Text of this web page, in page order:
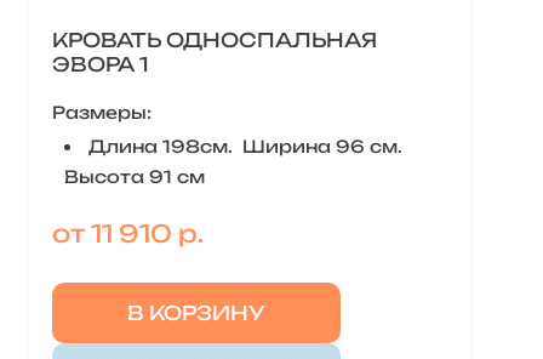
КРОВАТЬ ОДНОСПАЛЬНАЯ
ЭВОРА 1
Размеры:
Длина 198см. Ширина 96 см.
Высота 91 см
от 11 910 р.
В КОРЗИНУ